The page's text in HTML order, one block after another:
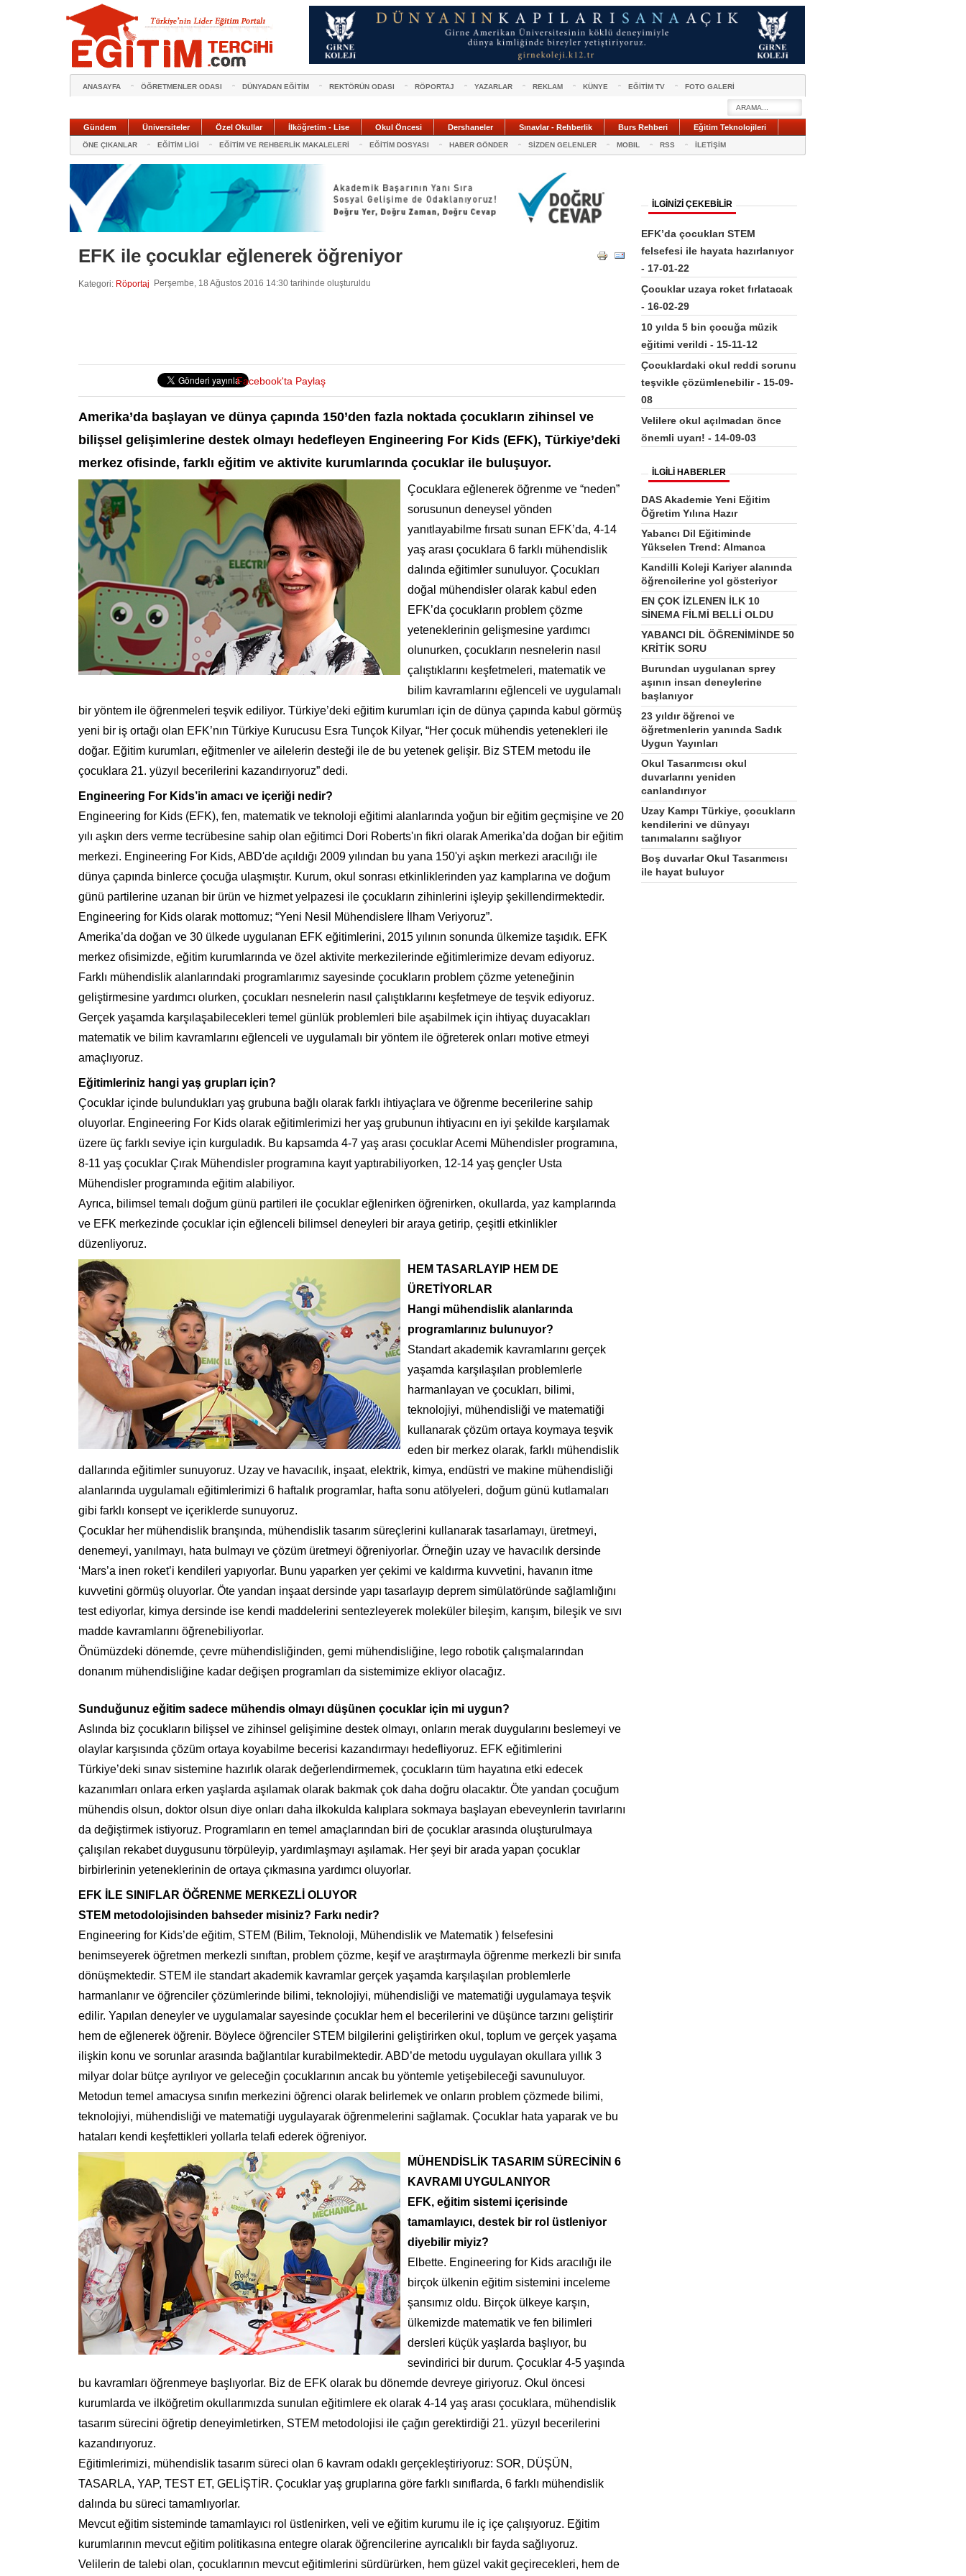
ANASAYFA ÖĞRETMENLER ODASI DÜNYADAN EĞİTİM REKTÖRÜN ODASI RÖPORTAJ YAZARLAR REKLAM KÜNYE EĞİTİM TV FOTO GALERİ
Gündem Üniversiteler Özel Okullar İlköğretim - Lise Okul Öncesi Dershaneler Sınavlar - Rehberlik Burs Rehberi Eğitim Teknolojileri
ÖNE ÇIKANLAR EĞİTİM LİGİ EĞİTİM VE REHBERLİK MAKALELERİ EĞİTİM DOSYASI HABER GÖNDER SİZDEN GELENLER MOBIL RSS İLETİŞİM
EFK ile çocuklar eğlenerek öğreniyor
Kategori: Röportaj Perşembe, 18 Ağustos 2016 14:30 tarihinde oluşturuldu
Facebook'ta Paylaş
Amerika’da başlayan ve dünya çapında 150’den fazla noktada çocukların zihinsel ve
bilişsel gelişimlerine destek olmayı hedefleyen Engineering For Kids (EFK), Türkiye’deki
merkez ofisinde, farklı eğitim ve aktivite kurumlarında çocuklar ile buluşuyor.
Çocuklara eğlenerek öğrenme ve “neden”
sorusunun deneysel yönden
yanıtlayabilme fırsatı sunan EFK’da, 4-14
yaş arası çocuklara 6 farklı mühendislik
dalında eğitimler sunuluyor. Çocukları
doğal mühendisler olarak kabul eden
EFK’da çocukların problem çözme
yeteneklerinin gelişmesine yardımcı
olunurken, çocukların nesnelerin nasıl
çalıştıklarını keşfetmeleri, matematik ve
bilim kavramlarını eğlenceli ve uygulamalı
bir yöntem ile öğrenmeleri teşvik ediliyor. Türkiye’deki eğitim kurumları için de dünya çapında kabul görmüş
yeni bir iş ortağı olan EFK’nın Türkiye Kurucusu Esra Tunçok Kilyar, “Her çocuk mühendis yetenekleri ile
doğar. Eğitim kurumları, eğitmenler ve ailelerin desteği ile de bu yetenek gelişir. Biz STEM metodu ile
çocuklara 21. yüzyıl becerilerini kazandırıyoruz” dedi.
Engineering For Kids’in amacı ve içeriği nedir?
Engineering for Kids (EFK), fen, matematik ve teknoloji eğitimi alanlarında yoğun bir eğitim geçmişine ve 20
yılı aşkın ders verme tecrübesine sahip olan eğitimci Dori Roberts'ın fikri olarak Amerika’da doğan bir eğitim
merkezi. Engineering For Kids, ABD'de açıldığı 2009 yılından bu yana 150'yi aşkın merkezi aracılığı ile
dünya çapında binlerce çocuğa ulaşmıştır. Kurum, okul sonrası etkinliklerinden yaz kamplarına ve doğum
günü partilerine uzanan bir ürün ve hizmet yelpazesi ile çocukların zihinlerini işleyip şekillendirmektedir.
Engineering for Kids olarak mottomuz; “Yeni Nesil Mühendislere İlham Veriyoruz”.
Amerika’da doğan ve 30 ülkede uygulanan EFK eğitimlerini, 2015 yılının sonunda ülkemize taşıdık. EFK
merkez ofisimizde, eğitim kurumlarında ve özel aktivite merkezilerinde eğitimlerimize devam ediyoruz.
Farklı mühendislik alanlarındaki programlarımız sayesinde çocukların problem çözme yeteneğinin
geliştirmesine yardımcı olurken, çocukları nesnelerin nasıl çalıştıklarını keşfetmeye de teşvik ediyoruz.
Gerçek yaşamda karşılaşabilecekleri temel günlük problemleri bile aşabilmek için ihtiyaç duyacakları
matematik ve bilim kavramlarını eğlenceli ve uygulamalı bir yöntem ile öğreterek onları motive etmeyi
amaçlıyoruz.
Eğitimleriniz hangi yaş grupları için?
Çocuklar içinde bulundukları yaş grubuna bağlı olarak farklı ihtiyaçlara ve öğrenme becerilerine sahip
oluyorlar. Engineering For Kids olarak eğitimlerimizi her yaş grubunun ihtiyacını en iyi şekilde karşılamak
üzere üç farklı seviye için kurguladık. Bu kapsamda 4-7 yaş arası çocuklar Acemi Mühendisler programına,
8-11 yaş çocuklar Çırak Mühendisler programına kayıt yaptırabiliyorken, 12-14 yaş gençler Usta
Mühendisler programında eğitim alabiliyor.
Ayrıca, bilimsel temalı doğum günü partileri ile çocuklar eğlenirken öğrenirken, okullarda, yaz kamplarında
ve EFK merkezinde çocuklar için eğlenceli bilimsel deneyleri bir araya getirip, çeşitli etkinlikler
düzenliyoruz.
HEM TASARLAYIP HEM DE
ÜRETİYORLAR
Hangi mühendislik alanlarında
programlarınız bulunuyor?
Standart akademik kavramlarını gerçek
yaşamda karşılaşılan problemlerle
harmanlayan ve çocukları, bilimi,
teknolojiyi, mühendisliği ve matematiği
kullanarak çözüm ortaya koymaya teşvik
eden bir merkez olarak, farklı mühendislik
dallarında eğitimler sunuyoruz. Uzay ve havacılık, inşaat, elektrik, kimya, endüstri ve makine mühendisliği
alanlarında uygulamalı eğitimlerimizi 6 haftalık programlar, hafta sonu atölyeleri, doğum günü kutlamaları
gibi farklı konsept ve içeriklerde sunuyoruz.
Çocuklar her mühendislik branşında, mühendislik tasarım süreçlerini kullanarak tasarlamayı, üretmeyi,
denemeyi, yanılmayı, hata bulmayı ve çözüm üretmeyi öğreniyorlar. Örneğin uzay ve havacılık dersinde
‘Mars’a inen roket’i kendileri yapıyorlar. Bunu yaparken yer çekimi ve kaldırma kuvvetini, havanın itme
kuvvetini görmüş oluyorlar. Öte yandan inşaat dersinde yapı tasarlayıp deprem simülatöründe sağlamlığını
test ediyorlar, kimya dersinde ise kendi maddelerini sentezleyerek moleküler bileşim, karışım, bileşik ve sıvı
madde kavramlarını öğrenebiliyorlar.
Önümüzdeki dönemde, çevre mühendisliğinden, gemi mühendisliğine, lego robotik çalışmalarından
donanım mühendisliğine kadar değişen programları da sistemimize ekliyor olacağız.
Sunduğunuz eğitim sadece mühendis olmayı düşünen çocuklar için mi uygun?
Aslında biz çocukların bilişsel ve zihinsel gelişimine destek olmayı, onların merak duygularını beslemeyi ve
olaylar karşısında çözüm ortaya koyabilme becerisi kazandırmayı hedefliyoruz. EFK eğitimlerini
Türkiye’deki sınav sistemine hazırlık olarak değerlendirmemek, çocukların tüm hayatına etki edecek
kazanımları onlara erken yaşlarda aşılamak olarak bakmak çok daha doğru olacaktır. Öte yandan çocuğum
mühendis olsun, doktor olsun diye onları daha ilkokulda kalıplara sokmaya başlayan ebeveynlerin tavırlarını
da değiştirmek istiyoruz. Programların en temel amaçlarından biri de çocuklar arasında oluşturulmaya
çalışılan rekabet duygusunu törpüleyip, yardımlaşmayı aşılamak. Her şeyi bir arada yapan çocuklar
birbirlerinin yeteneklerinin de ortaya çıkmasına yardımcı oluyorlar.
EFK İLE SINIFLAR ÖĞRENME MERKEZLİ OLUYOR
STEM metodolojisinden bahseder misiniz? Farkı nedir?
Engineering for Kids’de eğitim, STEM (Bilim, Teknoloji, Mühendislik ve Matematik ) felsefesini
benimseyerek öğretmen merkezli sınıftan, problem çözme, keşif ve araştırmayla öğrenme merkezli bir sınıfa
dönüşmektedir. STEM ile standart akademik kavramlar gerçek yaşamda karşılaşılan problemlerle
harmanlanır ve öğrenciler çözümlerinde bilimi, teknolojiyi, mühendisliği ve matematiği uygulamaya teşvik
edilir. Yapılan deneyler ve uygulamalar sayesinde çocuklar hem el becerilerini ve düşünce tarzını geliştirir
hem de eğlenerek öğrenir. Böylece öğrenciler STEM bilgilerini geliştirirken okul, toplum ve gerçek yaşama
ilişkin konu ve sorunlar arasında bağlantılar kurabilmektedir. ABD’de metodu uygulayan okullara yıllık 3
milyar dolar bütçe ayrılıyor ve geleceğin çocuklarının ancak bu yöntemle yetişebileceği savunuluyor.
Metodun temel amacıysa sınıfın merkezini öğrenci olarak belirlemek ve onların problem çözmede bilimi,
teknolojiyi, mühendisliği ve matematiği uygulayarak öğrenmelerini sağlamak. Çocuklar hata yaparak ve bu
hataları kendi keşfettikleri yollarla telafi ederek öğreniyor.
MÜHENDİSLİK TASARIM SÜRECİNİN 6
KAVRAMI UYGULANIYOR
EFK, eğitim sistemi içerisinde
tamamlayıcı, destek bir rol üstleniyor
diyebilir miyiz?
Elbette. Engineering for Kids aracılığı ile
birçok ülkenin eğitim sistemini inceleme
şansımız oldu. Birçok ülkeye karşın,
ülkemizde matematik ve fen bilimleri
dersleri küçük yaşlarda başlıyor, bu
sevindirici bir durum. Çocuklar 4-5 yaşında
bu kavramları öğrenmeye başlıyorlar. Biz de EFK olarak bu dönemde devreye giriyoruz. Okul öncesi
kurumlarda ve ilköğretim okullarımızda sunulan eğitimlere ek olarak 4-14 yaş arası çocuklara, mühendislik
tasarım sürecini öğretip deneyimletirken, STEM metodolojisi ile çağın gerektirdiği 21. yüzyıl becerilerini
kazandırıyoruz.
Eğitimlerimizi, mühendislik tasarım süreci olan 6 kavram odaklı gerçekleştiriyoruz: SOR, DÜŞÜN,
TASARLA, YAP, TEST ET, GELİŞTİR. Çocuklar yaş gruplarına göre farklı sınıflarda, 6 farklı mühendislik
dalında bu süreci tamamlıyorlar.
Mevcut eğitim sisteminde tamamlayıcı rol üstlenirken, veli ve eğitim kurumu ile iç içe çalışıyoruz. Eğitim
kurumlarının mevcut eğitim politikasına entegre olarak öğrencilerine ayrıcalıklı bir fayda sağlıyoruz.
Velilerin de talebi olan, çocuklarının mevcut eğitimlerini sürdürürken, hem güzel vakit geçirecekleri, hem de
İLGİNİZİ ÇEKEBİLİR
EFK’da çocukları STEM
felsefesi ile hayata hazırlanıyor
- 17-01-22
Çocuklar uzaya roket fırlatacak
- 16-02-29
10 yılda 5 bin çocuğa müzik
eğitimi verildi - 15-11-12
Çocuklardaki okul reddi sorunu
teşvikle çözümlenebilir - 15-09-
08
Velilere okul açılmadan önce
önemli uyarı! - 14-09-03
İLGİLİ HABERLER
DAS Akademie Yeni Eğitim
Öğretim Yılına Hazır
Yabancı Dil Eğitiminde
Yükselen Trend: Almanca
Kandilli Koleji Kariyer alanında
öğrencilerine yol gösteriyor
EN ÇOK İZLENEN İLK 10
SİNEMA FİLMİ BELLİ OLDU
YABANCI DİL ÖĞRENİMİNDE 50
KRİTİK SORU
Burundan uygulanan sprey
aşının insan deneylerine
başlanıyor
23 yıldır öğrenci ve
öğretmenlerin yanında Sadık
Uygun Yayınları
Okul Tasarımcısı okul
duvarlarını yeniden
canlandırıyor
Uzay Kampı Türkiye, çocukların
kendilerini ve dünyayı
tanımalarını sağlıyor
Boş duvarlar Okul Tasarımcısı
ile hayat buluyor